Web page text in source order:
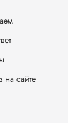
на сайте